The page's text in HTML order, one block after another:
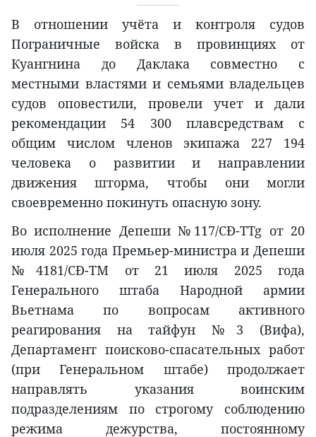
В отношении учёта и контроля судов
Пограничные войска в провинциях от
Куангнина до Даклака совместно с
местными властями и семьями владельцев
судов оповестили, провели учет и дали
рекомендации 54 300 плавсредствам с
общим числом членов экипажа 227 194
человека о развитии и направлении
движения шторма, чтобы они могли
своевременно покинуть опасную зону.
Во исполнение Депеши №117/СĐ-TTg от 20
июля 2025 года Премьер-министра и Депеши
№4181/СĐ-TM от 21 июля 2025 года
Генерального штаба Народной армии
Вьетнама по вопросам активного
реагирования на тайфун №3 (Вифа),
Департамент поисково-спасательных работ
(при Генеральном штабе) продолжает
направлять указания воинским
подразделениям по строгому соблюдению
режима дежурства, постоянному